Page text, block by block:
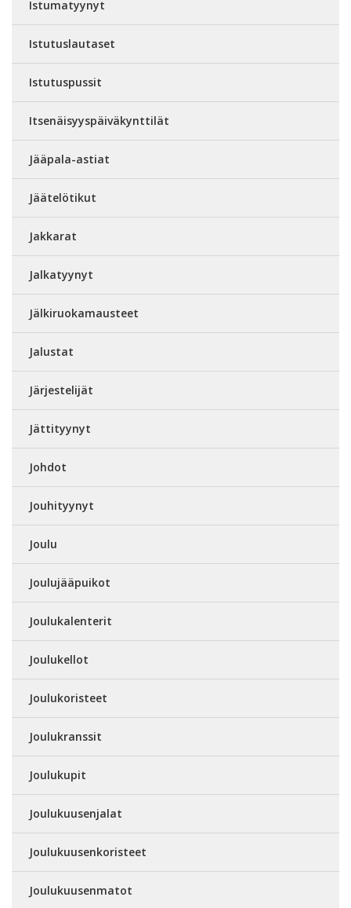
Istumatyynyt
Istutuslautaset
Istutuspussit
Itsenäisyyspäiväkynttilät
Jääpala-astiat
Jäätelötikut
Jakkarat
Jalkatyynyt
Jälkiruokamausteet
Jalustat
Järjestelijät
Jättityynyt
Johdot
Jouhityynyt
Joulu
Joulujääpuikot
Joulukalenterit
Joulukellot
Joulukoristeet
Joulukranssit
Joulukupit
Joulukuusenjalat
Joulukuusenkoristeet
Joulukuusenmatot